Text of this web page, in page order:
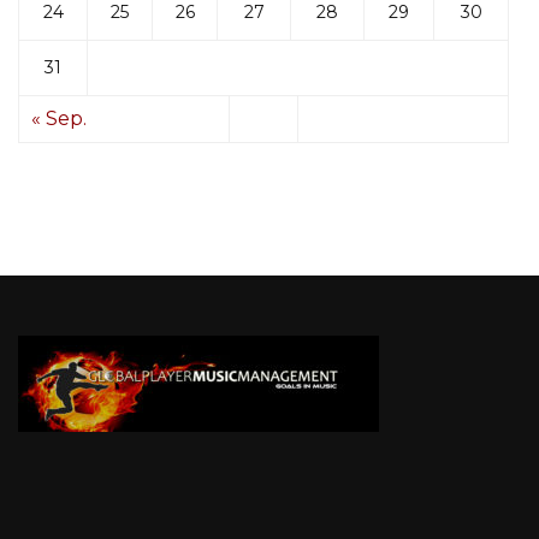
24 25 26 27 28 29 30
31
« Sep.